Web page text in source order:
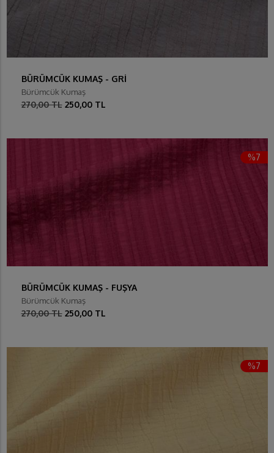
BÜRÜMCÜK KUMAŞ - GRİ
Bürümcük Kumaş
270,00 TL 250,00 TL
%7
BÜRÜMCÜK KUMAŞ - FUŞYA
Bürümcük Kumaş
270,00 TL 250,00 TL
%7